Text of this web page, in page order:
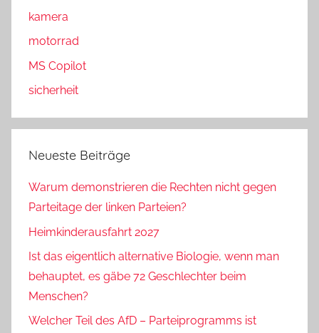
kamera
motorrad
MS Copilot
sicherheit
Neueste Beiträge
Warum demonstrieren die Rechten nicht gegen
Parteitage der linken Parteien?
Heimkinderausfahrt 2027
Ist das eigentlich alternative Biologie, wenn man
behauptet, es gäbe 72 Geschlechter beim
Menschen?
Welcher Teil des AfD – Parteiprogramms ist